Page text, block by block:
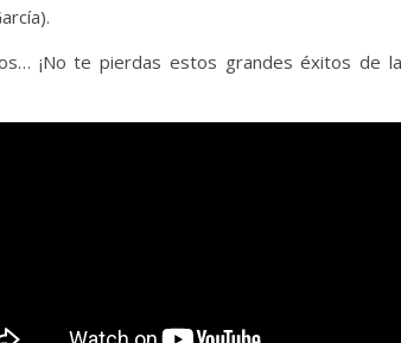
¡No te pierdas estos grandes éxitos de